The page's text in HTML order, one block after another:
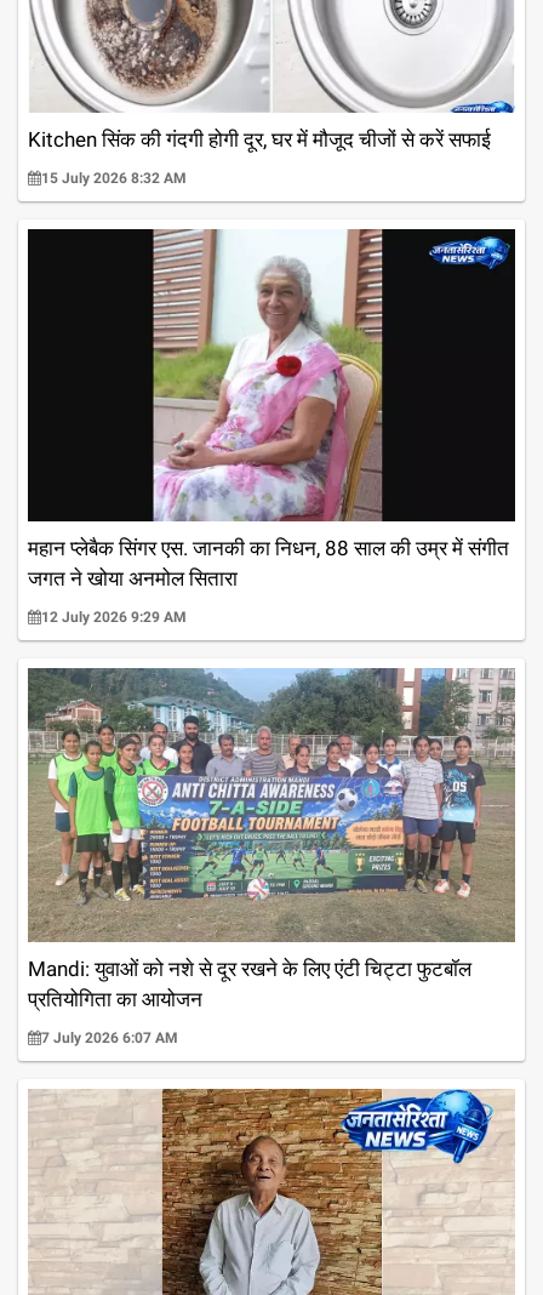
Kitchen सिंक की गंदगी होगी दूर, घर में मौजूद चीजों से करें सफाई
15 July 2026 8:32 AM
महान प्लेबैक सिंगर एस. जानकी का निधन, 88 साल की उम्र में संगीत
जगत ने खोया अनमोल सितारा
12 July 2026 9:29 AM
Mandi: युवाओं को नशे से दूर रखने के लिए एंटी चिट्टा फुटबॉल
प्रतियोगिता का आयोजन
7 July 2026 6:07 AM